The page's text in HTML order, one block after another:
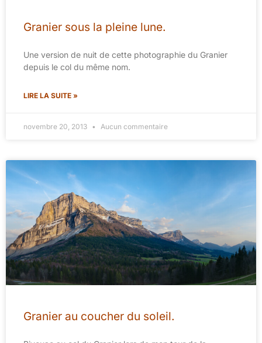
Granier sous la pleine lune.
Une version de nuit de cette photographie du Granier
depuis le col du même nom.
LIRE LA SUITE »
novembre 20, 2013 Aucun commentaire
Granier au coucher du soleil.